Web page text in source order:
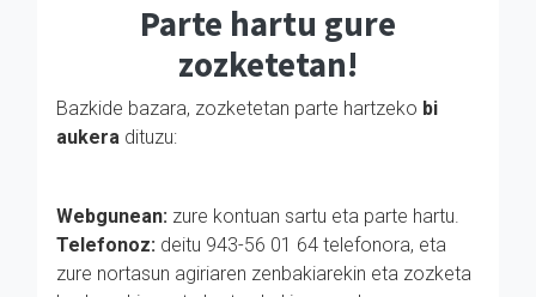
Parte hartu gure
zozketetan!
Bazkide bazara, zozketetan parte hartzeko bi
aukera dituzu:
Webgunean: zure kontuan sartu eta parte hartu.
Telefonoz: deitu 943-56 01 64 telefonora, eta
zure nortasun agiriaren zenbakiarekin eta zozketa